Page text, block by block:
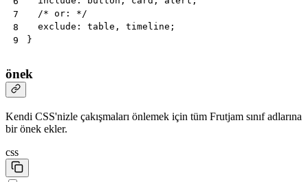
7
8
9
/* or: */
exclude : table , timeline ;
}
önek
Kendi CSS'nizle çakışmaları önlemek için tüm Frutjam sınıf adlarına
bir önek ekler.
css